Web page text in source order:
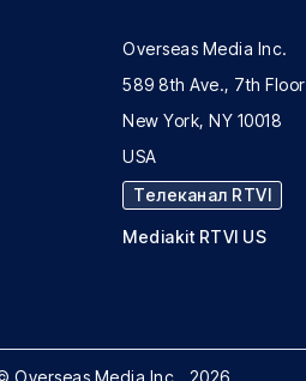
Overseas Media Inc.
589 8th Ave., 7th Floor
New York, NY 10018
USA
Телеканал RTVI
Mediakit RTVI US